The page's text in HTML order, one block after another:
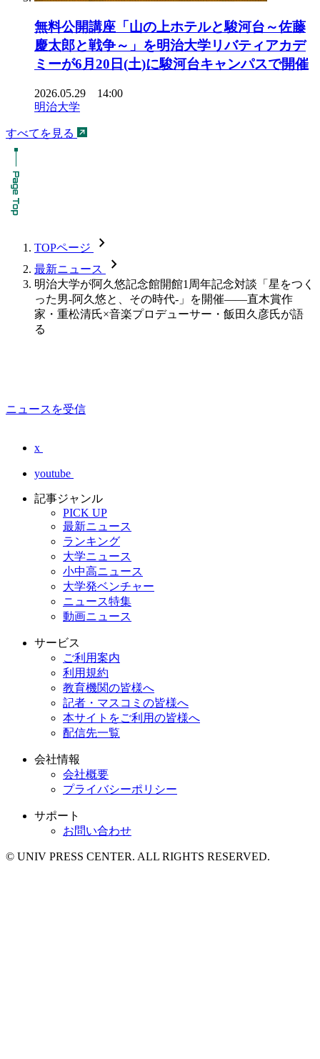
無料公開講座「山の上ホテルと駿河台～佐藤
慶太郎と戦争～」を明治大学リバティアカデ
ミーが6月20日(土)に駿河台キャンパスで開催
2026.05.29 14:00
明治大学
すべてを見る
TOPページ chevron_forward
最新ニュース chevron_forward
明治大学が阿久悠記念館開館1周年記念対談「星をつく
った男-阿久悠と、その時代-」を開催――直木賞作
家・重松清氏×音楽プロデューサー・飯田久彦氏が語
る
ニュースを受信
x
youtube
記事ジャンル
PICK UP
最新ニュース
ランキング
大学ニュース
小中高ニュース
大学発ベンチャー
ニュース特集
動画ニュース
サービス
ご利用案内
利用規約
教育機関の皆様へ
記者・マスコミの皆様へ
本サイトをご利用の皆様へ
配信先一覧
会社情報
会社概要
プライバシーポリシー
サポート
お問い合わせ
© UNIV PRESS CENTER. ALL RIGHTS RESERVED.